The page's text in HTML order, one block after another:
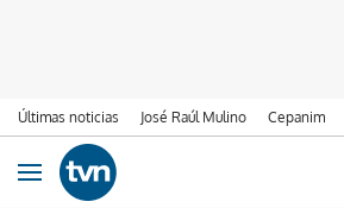
Últimas noticias José Raúl Mulino Cepanim
Ir al contenido
Obrir navegació